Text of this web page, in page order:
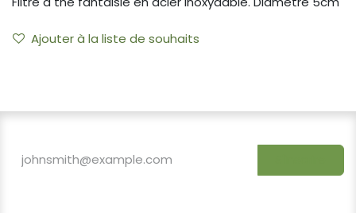
Ajouter à la liste de souhaits